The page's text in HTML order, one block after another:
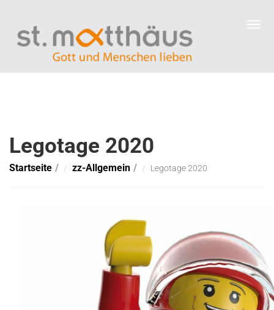
Legotage 2020
Startseite zz-Allgemein Legotage 2020